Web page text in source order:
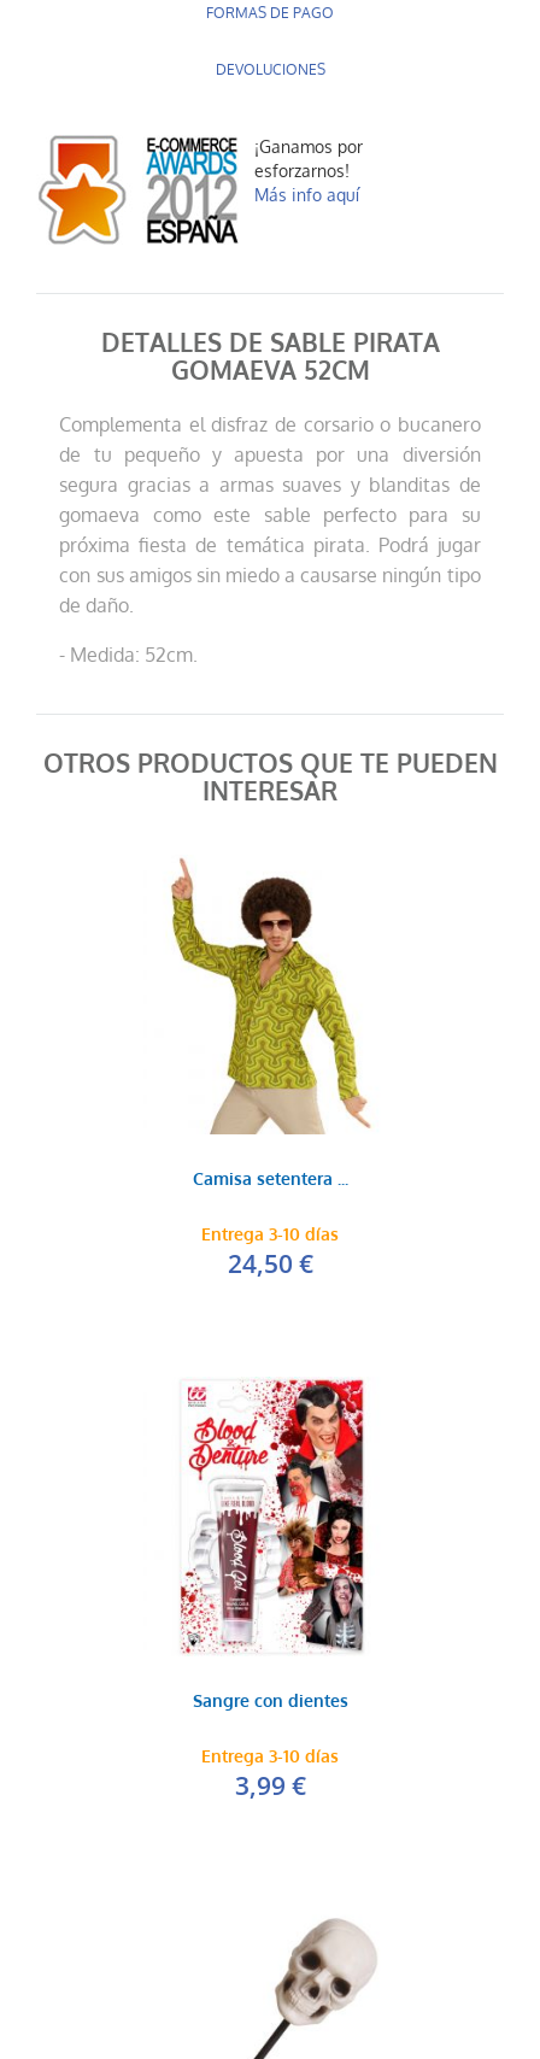
FORMAS DE PAGO
DEVOLUCIONES
¡Ganamos por
esforzarnos!
Más info aquí
DETALLES DE SABLE PIRATA
GOMAEVA 52CM
Complementa el disfraz de corsario o bucanero
de tu pequeño y apuesta por una diversión
segura gracias a armas suaves y blanditas de
gomaeva como este sable perfecto para su
próxima fiesta de temática pirata. Podrá jugar
con sus amigos sin miedo a causarse ningún tipo
de daño.
- Medida: 52cm.
OTROS PRODUCTOS QUE TE PUEDEN
INTERESAR
Camisa setentera ...
Entrega 3-10 días
24,50 €
Sangre con dientes
Entrega 3-10 días
3,99 €